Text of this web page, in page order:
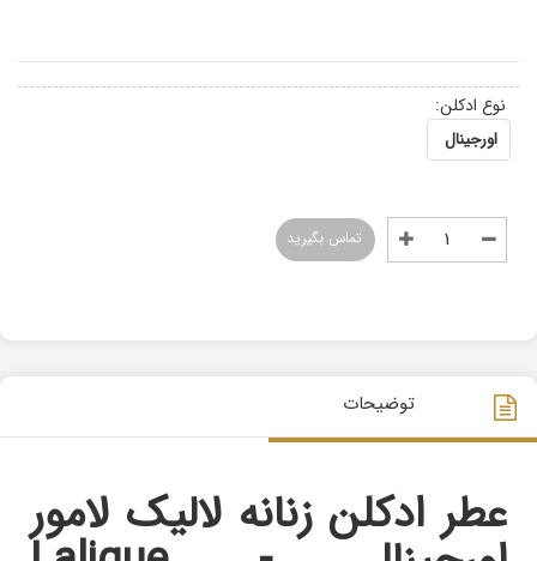
نوع ادکلن:
اورجینال
تماس بگیرید
توضیحات
عطر ادکلن زنانه لالیک لامور